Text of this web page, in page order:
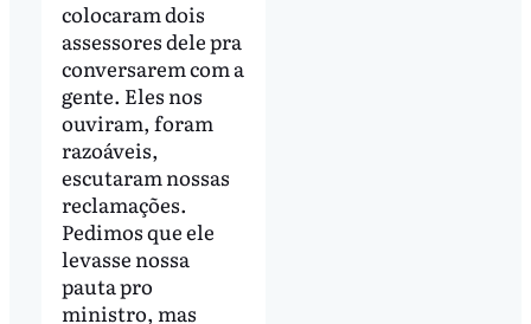
colocaram dois
assessores dele pra
conversarem com a
gente. Eles nos
ouviram, foram
razoáveis,
escutaram nossas
reclamações.
Pedimos que ele
levasse nossa
pauta pro
ministro, mas